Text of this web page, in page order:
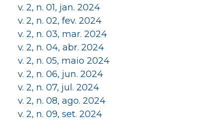
v. 2, n. 01, jan. 2024
v. 2, n. 02, fev. 2024
v. 2, n. 03, mar. 2024
v. 2, n. 04, abr. 2024
v. 2, n. 05, maio 2024
v. 2, n. 06, jun. 2024
v. 2, n. 07, jul. 2024
v. 2, n. 08, ago. 2024
v. 2, n. 09, set. 2024